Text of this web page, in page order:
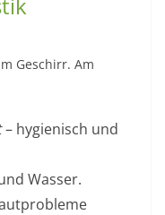
Geschirr. Am
– hygienisch und
Wasser.